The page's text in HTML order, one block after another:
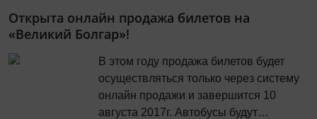
Джанбекова и незапланированно на
некоторое время прораб Фоат Сафин.
Воспользовавшись этим, волонтёры
прямо на лесах учредили свой
профсоюз. Это уже серьёзно....
Открыта онлайн продажа билетов на
«Великий Болгар»!
В этом году продажа билетов будет
осуществляться только через систему
онлайн продажи и завершится 10
августа 2017г. Автобусы будут